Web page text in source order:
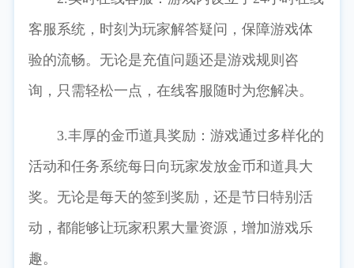
客服系统，时刻为玩家解答疑问，保障游戏体
验的流畅。无论是充值问题还是游戏规则咨
询，只需轻松一点，在线客服随时为您解决。
3.丰厚的金币道具奖励：游戏通过多样化的
活动和任务系统每日向玩家发放金币和道具大
奖。无论是每天的签到奖励，还是节日特别活
动，都能够让玩家积累大量资源，增加游戏乐
趣。